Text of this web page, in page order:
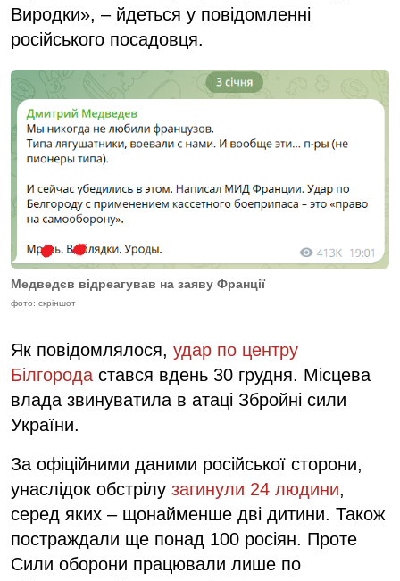
Виродки», – йдеться у повідомленні
російського посадовця.
Медведєв відреагував на заяву Франції
фото: скріншот
Як повідомлялося, удар по центру
Білгорода стався вдень 30 грудня. Місцева
влада звинуватила в атаці Збройні сили
України.
За офіційними даними російської сторони,
унаслідок обстрілу загинули 24 людини,
серед яких – щонайменше дві дитини. Також
постраждали ще понад 100 росіян. Проте
Сили оборони працювали лише по